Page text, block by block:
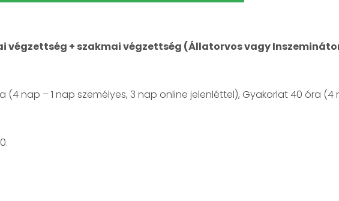
végzettség + szakmai végzettség (Állatorvos vagy
(4 nap – 1 nap személyes, 3 nap online jelenléttel), Gyakorlat 40 óra (4